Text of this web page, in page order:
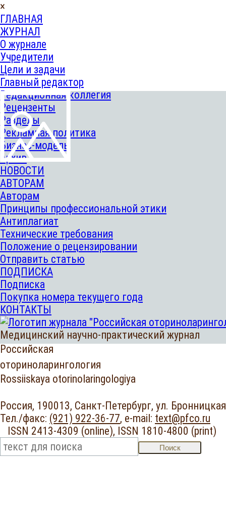
×
ГЛАВНАЯ
ЖУРНАЛ
О журнале
Учредители
Цели и задачи
Главный редактор
Редакционная коллегия
Рецензенты
Разделы
Рекламная политика
Бизнес-модель
Архив
НОВОСТИ
АВТОРАМ
Авторам
Принципы профессиональной этики
Антиплагиат
Технические требования
Положение о рецензировании
Отправить статью
ПОДПИСКА
Подписка
Покупка номера текущего года
КОНТАКТЫ
Медицинский научно-практический журнал
Российская
оториноларингология
Rossiiskaya otorinolaringologiya
Россия, 190013, Санкт-Петербург, ул.
Тел./факс: (921) 922-36-77, e-mail: text@pfco.ru
ISSN 2413-4309 (online), ISSN 1810-4800 (print)
Поиск